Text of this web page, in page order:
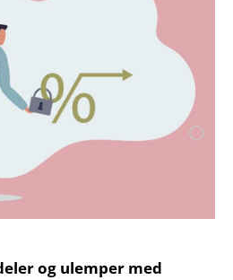
og ulemper med